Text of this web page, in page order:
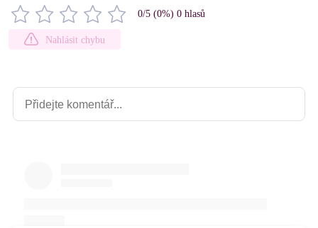
0/5 (0%) 0 hlasů
Nahlásit chybu